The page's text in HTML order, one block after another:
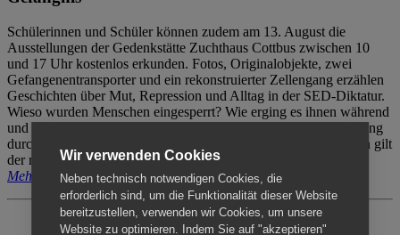
Schülerinnen und Schüler können zudem am 13. August die
Ausstellungen der Gedenkstätte Zuchthaus Cottbus zwischen 10
und 17 Uhr kostenlos erkunden. Fotos, Originalobjekte, zwei
Gefangenentransporter und ein rekonstruierter Zellengang erzählen
Geschichten über Mut, Repression und Alltag in der SED-Diktatur.
Wieso wurden Menschen eingesperrt? Wie erging es ihnen während
und nach der Haft? Der Besuch erfolgt individuell ohne Betreuung
durch das Menschenrechtszentrum Cottbus. Für Begleitpersonen gilt
der reguläre Eintritt (8€ / ermäßigt 5€).
Mehr erfahren
Wir verwenden Cookies
Neben technisch notwendigen Cookies, die
erforderlich sind, um die Funktionalität dieser Website
bereitzustellen, verwenden wir Cookies, um unsere
Website zu optimieren. Indem Sie auf "akzeptieren"